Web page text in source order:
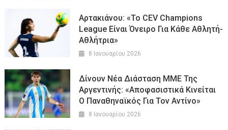
Aρτακιάνου: «Το CEV Champions
League Είναι Όνειρο Για Κάθε Αθλητή-
Αθλήτρια»
8 Ιανουαρίου 2026
Δίνουν Νέα Διάσταση ΜΜΕ Της
Αργεντινής: «Αποφασιστικά Κινείται
Ο Παναθηναϊκός Για Τον Αντίνο»
8 Ιανουαρίου 2026